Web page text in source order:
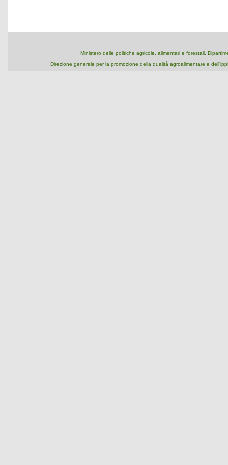
Ministero delle politiche agricole, alimentari e forestali,
Direzione generale per la promozione della qualità agroalimentare e